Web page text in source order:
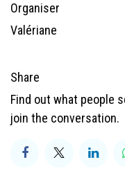
Organiser
Valériane
Share
Find out what people
join the conversation.